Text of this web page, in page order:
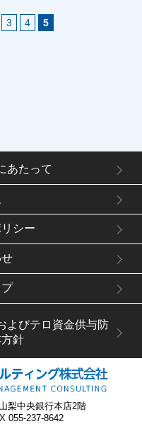
3 4 5
あたって
シー
よびテロ資金供与防
針
梨中央銀行本店2階
055-237-8642